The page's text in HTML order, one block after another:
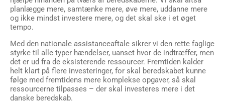
planlægge mere, sam­tænke mere, øve mere, uddanne mere
og ikke mindst investere mere, og det skal ske i et øget
tempo.
Med den nationale assistanceaftale sikrer vi den rette faglige
styrke til alle typer hændelser, uanset hvor de indtræffer, men
det er ud fra de eksisterende ressourcer. Fremtiden kalder
helt klart på flere investeringer, for skal beredskabet kunne
følge med fremtidens mere komplekse opgaver, så skal
ressourcerne tilpasses – der skal investeres mere i det
danske beredskab.